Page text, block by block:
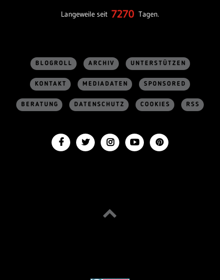
Langeweile seit 7270 Tagen.
BLOGROLL ARCHIV UNTERSTÜTZEN
KONTAKT MEDIADATEN SPONSORED
BERATUNG DATENSCHUTZ COOKIES RSS